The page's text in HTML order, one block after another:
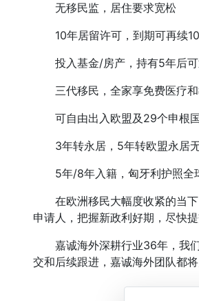
无移民监，居住要求宽松
10年居留许可，到期可再续
投入基金/房产，持有5年后可
三代移民，全家享免费医疗和
可自由出入欧盟及29个申根
3年转永居，5年转欧盟永居
5年/8年入籍，匈牙利护照全
在欧洲移民大幅度收紧的当下
申请人，把握新政利好期，尽快提
嘉诚海外深耕行业36年，我们
交和后续跟进，嘉诚海外团队都